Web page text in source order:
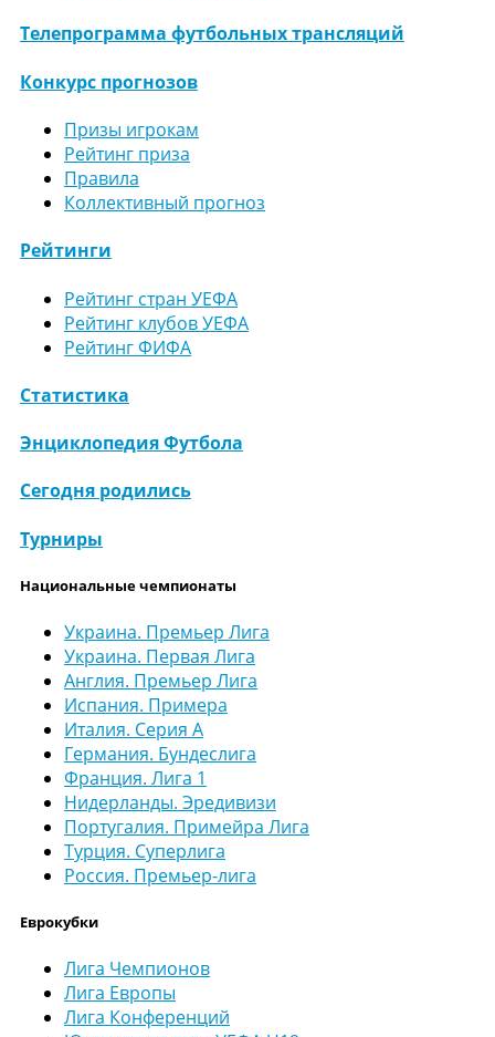
Телепрограмма футбольных трансляций
Конкурс прогнозов
Призы игрокам
Рейтинг приза
Правила
Коллективный прогноз
Рейтинги
Рейтинг стран УЕФА
Рейтинг клубов УЕФА
Рейтинг ФИФА
Статистика
Энциклопедия Футбола
Сегодня родились
Турниры
Национальные чемпионаты
Украина. Премьер Лига
Украина. Первая Лига
Англия. Премьер Лига
Испания. Примера
Италия. Серия А
Германия. Бундеслига
Франция. Лига 1
Нидерланды. Эредивизи
Португалия. Примейра Лига
Турция. Суперлига
Россия. Премьер-лига
Еврокубки
Лига Чемпионов
Лига Европы
Лига Конференций